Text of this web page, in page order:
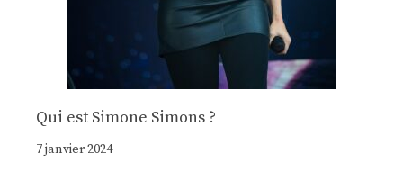
Qui est Simone Simons ?
7 janvier 2024